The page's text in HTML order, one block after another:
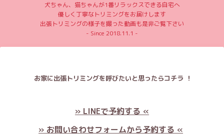
犬ちゃん、猫ちゃんが1番リラックスできる自宅へ
優しく丁寧なトリミングをお届けします
出張トリミングの様子を撮った動画も是非ご覧下さい
- Since 2018.11.1 -
お家に出張トリミングを呼びたいと思ったらコチラ ！
» LINEで予約する «
» お問い合わせフォームから予約する «